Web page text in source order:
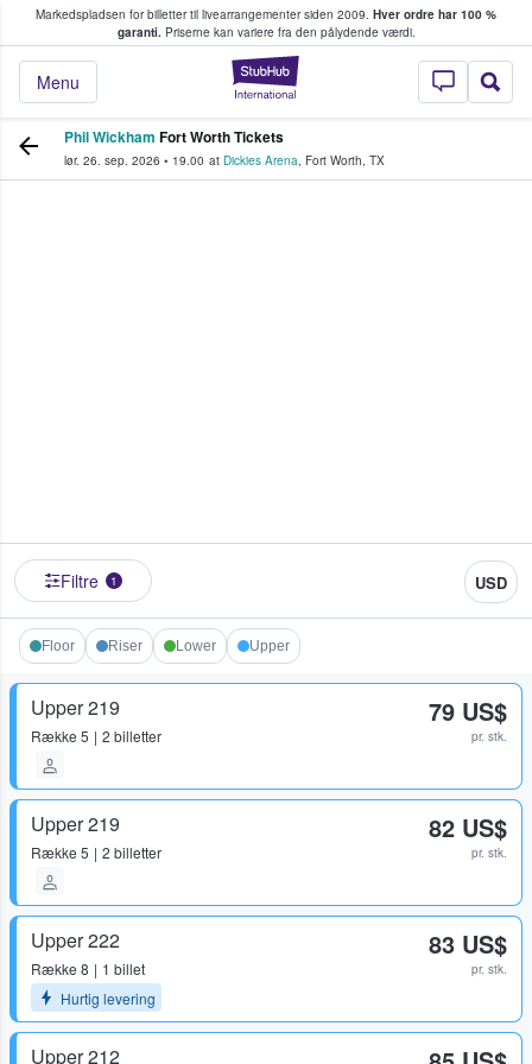
Markedspladsen for billetter til livearrangementer siden 2009. Hver ordre har 100 %
garanti.Priserne kan variere fra den pålydende værdi.
StubHub - Hvor
Menu
køber og sælger billetter
Phil Wickham Fort Worth Tickets
lør. 26. sep. 2026 • 19.00 at Dickies Arena, Fort Worth, TX
Filtre 1 USD
Floor Riser Lower Upper
Upper 219
Række 5 2 billetter
79 US$
pr. stk.
Upper 219
Række 5 2 billetter
82 US$
pr. stk.
Upper 222
Række 8
1 billet
Hurtig levering
83 US$
pr. stk.
Upper 212